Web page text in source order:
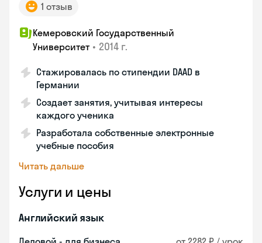
1 отзыв
Кемеровский Государственный
Университет • 2014 г.
Стажировалась по стипендии DAAD в
Германии
Создает занятия, учитывая интересы
каждого ученика
Разработала собственные электронные
учебные пособия
Читать дальше
Услуги и цены
Английский язык